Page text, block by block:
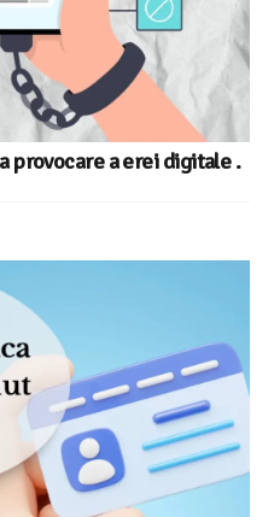
provocare a erei digitale .